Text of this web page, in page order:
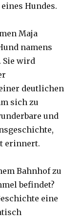
Hundes.
Maja
namens
Sie wird
deutlichen
sich zu
und
erinnert.
Bahnhof zu
befindet?
eine